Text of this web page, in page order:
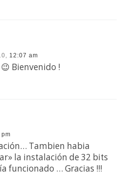
12:07 am
Bienvenido !
Tambien habia
la instalación de 32 bits
funcionado … Gracias !!!